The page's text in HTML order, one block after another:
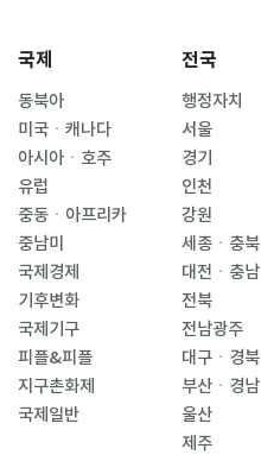
국제
동북아
미국ㆍ캐나다
아시아ㆍ호주
유럽
중동ㆍ아프리카
중남미
국제경제
기후변화
국제기구
피플&피플
지구촌화제
국제일반
전국
행정자치
서울
경기
인천
강원
세종ㆍ충북
대전ㆍ충남
전북
전남광주
대구ㆍ경북
부산ㆍ경남
울산
제주